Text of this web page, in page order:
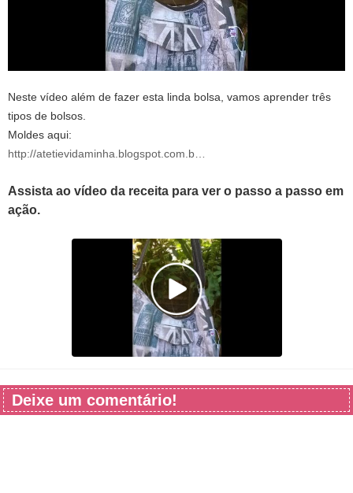
Neste vídeo além de fazer esta linda bolsa, vamos aprender três
tipos de bolsos.
Moldes aqui:
http://atetievidaminha.blogspot.com.b…
Assista ao vídeo da receita para ver o passo a passo em
ação.
Deixe um comentário!